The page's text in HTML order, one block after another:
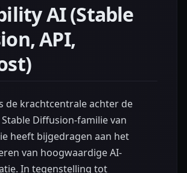
AI (Stable
API,
de krachtcentrale achter de
Diffusion-familie van
heeft bijgedragen aan het
van hoogwaardige AI-
In tegenstelling tot